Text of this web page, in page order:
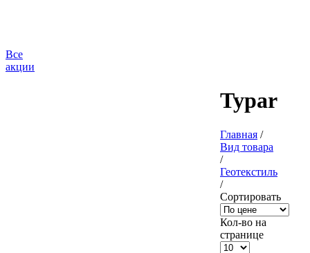
Все
акции
Typar
Главная /
Вид товара
/
Геотекстиль
/
Сортировать
Кол-во на
странице